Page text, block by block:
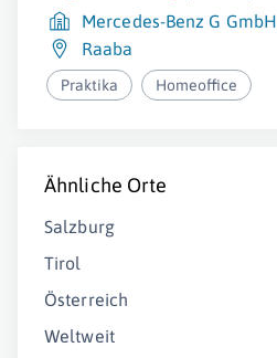
Mercedes-Benz G GmbH
Raaba
Praktika Homeoffice
Ähnliche Orte
Salzburg
Tirol
Österreich
Weltweit